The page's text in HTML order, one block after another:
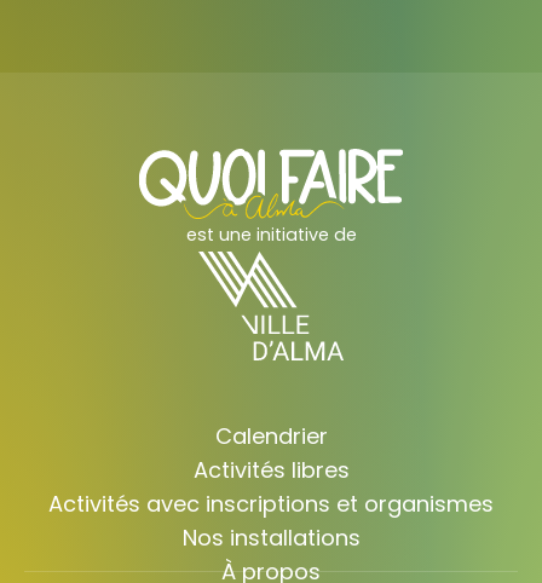
est une initiative de
Calendrier
Activités libres
Activités avec inscriptions et organismes
Nos installations
À propos